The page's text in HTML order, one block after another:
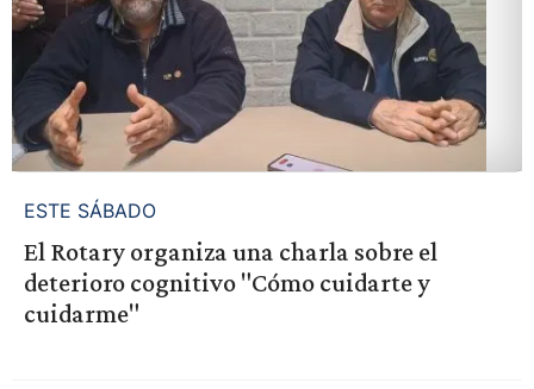
ESTE SÁBADO
El Rotary organiza una charla sobre el
deterioro cognitivo "Cómo cuidarte y
cuidarme"